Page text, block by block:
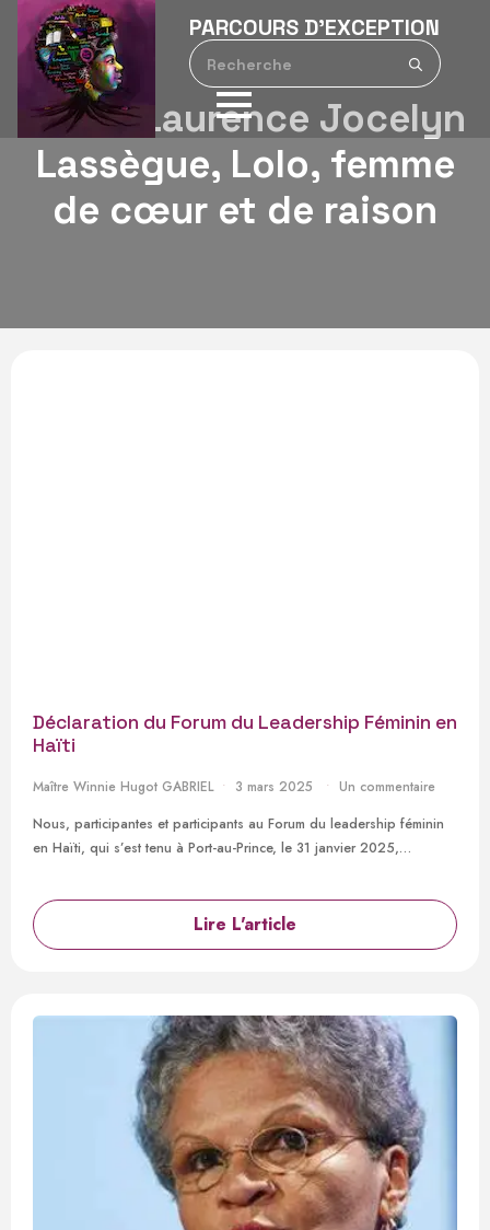
PARCOURS D’EXCEPTION
Search
for:
Marie-Laurence Jocelyn
Lassègue, Lolo, femme
de cœur et de raison
Déclaration du Forum du Leadership Féminin en
Haïti
Maître Winnie Hugot GABRIEL 3 mars 2025
Un commentaire
Nous, participantes et participants au Forum du leadership féminin
en Haïti, qui s’est tenu à Port-au-Prince, le 31 janvier 2025,…
Lire L'article